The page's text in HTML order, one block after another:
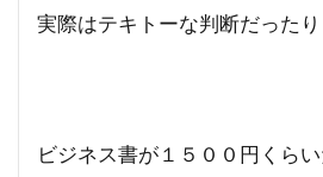
実際はテキトーな判断だったり
ビジネス書が１５００円くら